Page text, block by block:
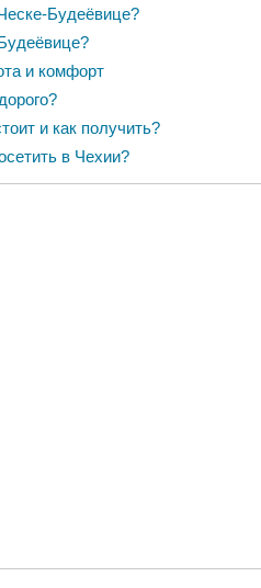
Будеёвице?
и комфорт
и как получить?
в Чехии?